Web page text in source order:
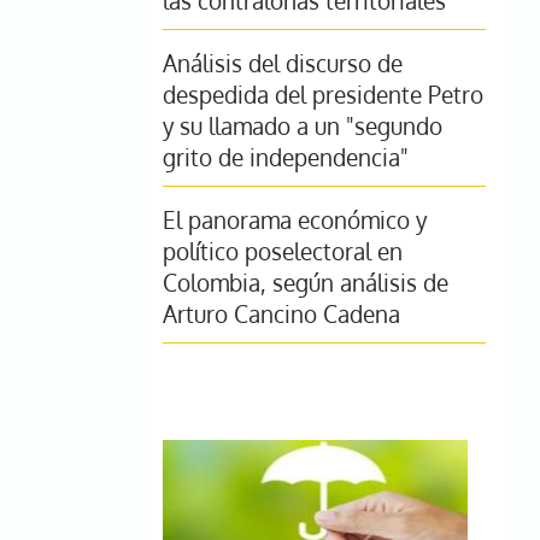
Análisis del discurso de
despedida del presidente Petro
y su llamado a un "segundo
grito de independencia"
El panorama económico y
político poselectoral en
Colombia, según análisis de
Arturo Cancino Cadena